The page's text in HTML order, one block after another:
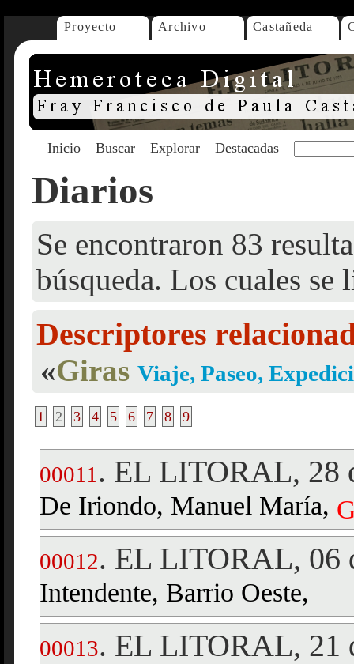
Proyecto Archivo Castañeda
Inicio Buscar Explorar Destacadas
Diarios
Se encontraron 83
búsqueda. Los cuales se
Descriptores
«Giras Viaje, Paseo,
1 2 3 4 5 6 7 8 9
00011 . EL LITORAL, 28
De Iriondo, Manuel María,
00012. EL LITORAL, 06
Intendente, Barrio Oeste,
00013. EL LITORAL, 21